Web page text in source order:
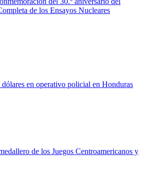
de los Ensayos Nucleares
en operativo policial en Honduras
de los Juegos Centroamericanos y